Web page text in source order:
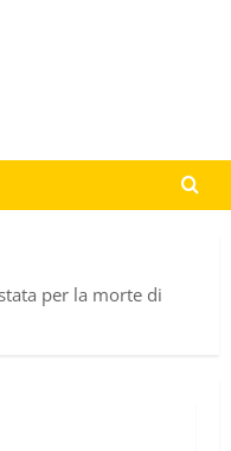
per la morte di